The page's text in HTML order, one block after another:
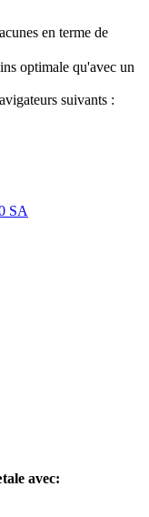
en terme de
optimale qu'avec un
suivants :
SA
avec: